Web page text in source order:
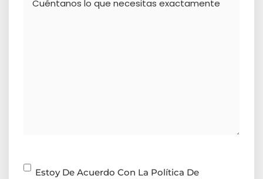
Consentimiento
Estoy De Acuerdo Con La Política De